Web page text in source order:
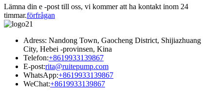
Lämna din e -post till oss, vi kommer att ha kontakt inom 24
timmar.förfrågan
Adress: Nandong Town, Gaocheng District, Shijiazhuang
City, Hebei -provinsen, Kina
Telefon:+8619933139867
E-post:rita@ruitepump.com
WhatsApp:+8619933139867
WeChat:+8619933139867